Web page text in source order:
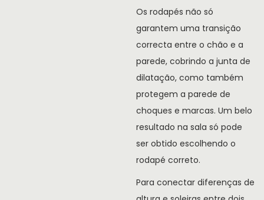
Os rodapés não só
garantem uma transição
correcta entre o chão e a
parede, cobrindo a junta de
dilatação, como também
protegem a parede de
choques e marcas. Um belo
resultado na sala só pode
ser obtido escolhendo o
rodapé correto.
Para conectar diferenças de